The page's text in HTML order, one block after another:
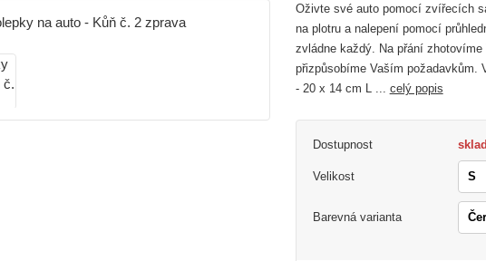
Oživte své auto pomocí zvířecích
na plotru a nalepení pomocí
zvládne každý. Na přání
přizpůsobíme Vaším
- 20 x 14 cm L ... celý popis
Dostupnost
Velikost
Barevná varianta